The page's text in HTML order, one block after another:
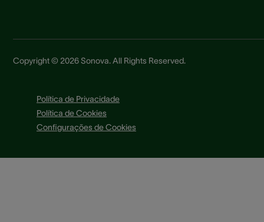
Copyright © 2026 Sonova. All Rights Reserved.
Política de Privacidade
Política de Cookies
Configurações de Cookies